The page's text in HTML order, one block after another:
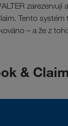
Tento
– a že z
&